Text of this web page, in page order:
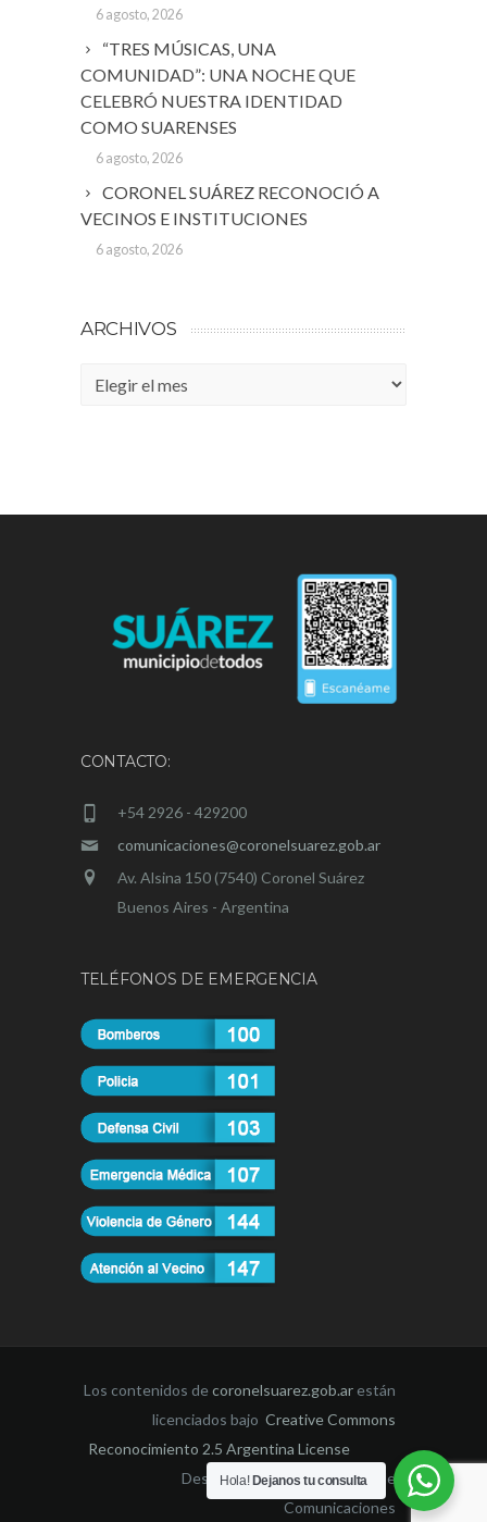
6 agosto, 2026
“TRES MÚSICAS, UNA
COMUNIDAD”: UNA NOCHE QUE
CELEBRÓ NUESTRA IDENTIDAD
COMO SUARENSES
6 agosto, 2026
CORONEL SUÁREZ RECONOCIÓ A
VECINOS E INSTITUCIONES
6 agosto, 2026
ARCHIVOS
Archivos
CONTACTO:
+54 2926 - 429200
comunicaciones@coronelsuarez.gob.ar
Av. Alsina 150 (7540) Coronel Suárez
Buenos Aires - Argentina
TELÉFONOS DE EMERGENCIA
Los contenidos decoronelsuarez.gob.ar están
licenciados bajo Creative Commons
Reconocimiento 2.5 Argentina License
Desarrollado por la Dirección de
Comunicaciones
Hola! Dejanos tu consulta